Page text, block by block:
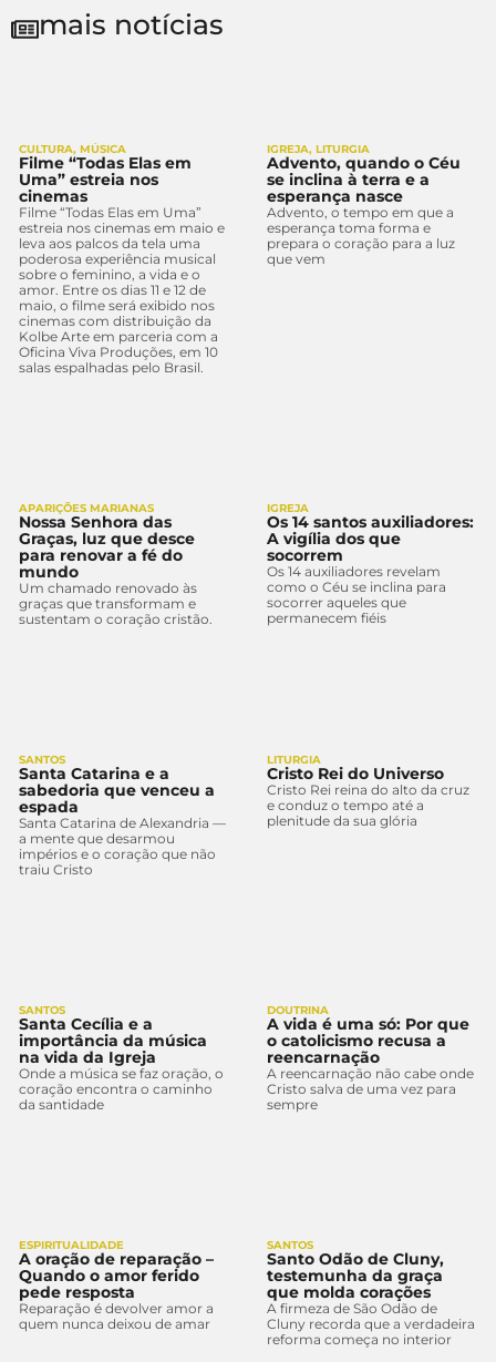
mais notícias
CULTURA, MÚSICA
Filme “Todas Elas em
Uma” estreia nos
cinemas
Filme “Todas Elas em Uma”
estreia nos cinemas em maio e
leva aos palcos da tela uma
poderosa experiência musical
sobre o feminino, a vida e o
amor. Entre os dias 11 e 12 de
maio, o filme será exibido nos
cinemas com distribuição da
Kolbe Arte em parceria com a
Oficina Viva Produções, em 10
salas espalhadas pelo Brasil.
IGREJA, LITURGIA
Advento, quando o Céu
se inclina à terra e a
esperança nasce
Advento, o tempo em que a
esperança toma forma e
prepara o coração para a luz
que vem
APARIÇÕES MARIANAS
Nossa Senhora das
Graças, luz que desce
para renovar a fé do
mundo
Um chamado renovado às
graças que transformam e
sustentam o coração cristão.
IGREJA
Os 14 santos auxiliadores:
A vigília dos que
socorrem
Os 14 auxiliadores revelam
como o Céu se inclina para
socorrer aqueles que
permanecem fiéis
SANTOS
Santa Catarina e a
sabedoria que venceu a
espada
Santa Catarina de Alexandria —
a mente que desarmou
impérios e o coração que não
traiu Cristo
LITURGIA
Cristo Rei do Universo
Cristo Rei reina do alto da cruz
e conduz o tempo até a
plenitude da sua glória
SANTOS
Santa Cecília e a
importância da música
na vida da Igreja
Onde a música se faz oração, o
coração encontra o caminho
da santidade
DOUTRINA
A vida é uma só: Por que
o catolicismo recusa a
reencarnação
A reencarnação não cabe onde
Cristo salva de uma vez para
sempre
ESPIRITUALIDADE
A oração de reparação –
Quando o amor ferido
pede resposta
Reparação é devolver amor a
quem nunca deixou de amar
SANTOS
Santo Odão de Cluny,
testemunha da graça
que molda corações
A firmeza de São Odão de
Cluny recorda que a verdadeira
reforma começa no interior